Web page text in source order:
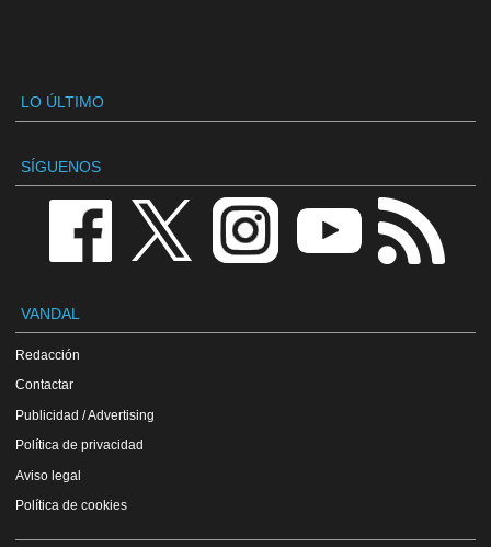
LO ÚLTIMO
SÍGUENOS
VANDAL
Redacción
Contactar
Publicidad / Advertising
Política de privacidad
Aviso legal
Política de cookies